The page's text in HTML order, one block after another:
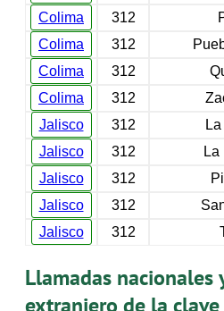
Colima
312
Colima
312
Colima
312
Colima
312
Jalisco
312
Jalisco
312
La
Jalisco
312
Jalisco
312
Jalisco
312
Llamadas nacionales